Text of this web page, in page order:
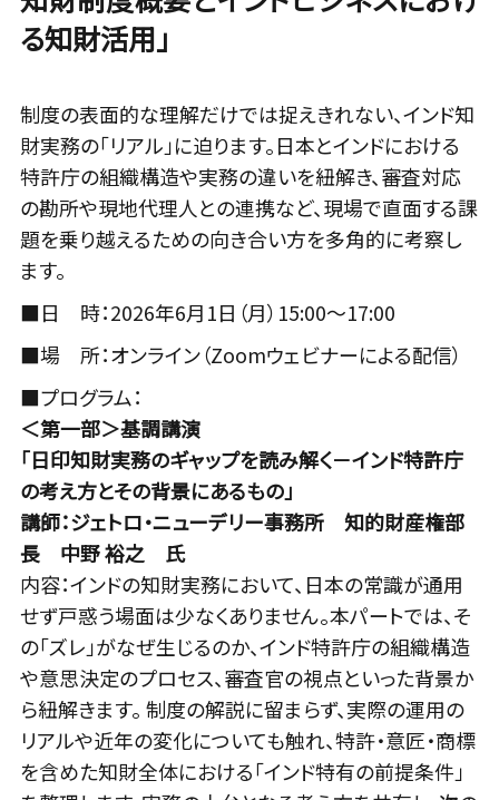
る知財活用」
制度の表面的な理解だけでは捉えきれない、インド知
財実務の「リアル」に迫ります。日本とインドにおける
特許庁の組織構造や実務の違いを紐解き、審査対応
の勘所や現地代理人との連携など、現場で直面する課
題を乗り越えるための向き合い方を多角的に考察し
ます。
■日 時：2026年6月1日（月）15:00～17:00
■場 所：オンライン（Zoomウェビナーによる配信）
■プログラム：
＜第一部＞基調講演
「日印知財実務のギャップを読み解く－インド特許庁
の考え方とその背景にあるもの」
講師：ジェトロ・ニューデリー事務所 知的財産権部
長 中野 裕之 氏
内容：インドの知財実務において、日本の常識が通用
せず戸惑う場面は少なくありません。本パートでは、そ
の「ズレ」がなぜ生じるのか、インド特許庁の組織構造
や意思決定のプロセス、審査官の視点といった背景か
ら紐解きます。 制度の解説に留まらず、実際の運用の
リアルや近年の変化についても触れ、特許・意匠・商標
を含めた知財全体における「インド特有の前提条件」